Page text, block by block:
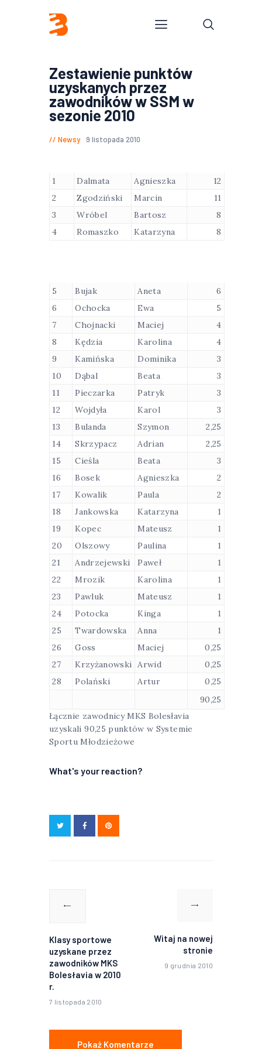
Zestawienie punktów
uzyskanych przez
zawodników w SSM w
sezonie 2010
Newsy 9 listopada 2010
1 Dalmata Agnieszka
12
2
Zgodziński Marcin
11
3
Wróbel Bartosz
8
4
Romaszko Katarzyna 8
5 Bujak Aneta
6
6
Ochocka Ewa
5
7
Chojnacki Maciej
4
8
Kędzia Karolina
4
9
Kamińska Dominika
3
10
Dąbal Beata
3
11
Pieczarka Patryk
3
12
Wojdyła Karol
3
13
Bulanda Szymon
2,25
14
Skrzypacz Adrian
2,25
15
Cieśla Beata
3
16
Bosek Agnieszka
2
17
Kowalik Paula
2
18
Jankowska Katarzyna
1
19
Kopec Mateusz
1
20
Olszowy Paulina
1
21
Andrzejewski Paweł
1
22
Mrozik Karolina
1
23
Pawluk Mateusz
1
24
Potocka Kinga
1
25
Twardowska Anna
1
26
Goss Maciej
0,25
27
Krzyżanowski Arwid
0,25
28
Polański Artur
0,25
90,25
Łącznie zawodnicy MKS Bolesłavia
uzyskali 90,25 punktów w Systemie
Sportu Młodzieżowe
What's your reaction?
Klasy sportowe
uzyskane przez
zawodników MKS
Bolesłavia w 2010
r.
7 listopada 2010
Witaj na nowej
stronie
9 grudnia 2010
Pokaż Komentarze